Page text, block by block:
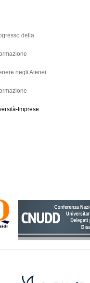
della
negli Atenei
Imprese